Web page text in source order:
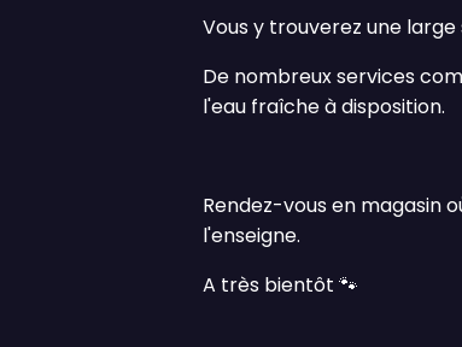
Vous y trouverez une
De nombreux services
l'eau fraîche à disposition.
Rendez-vous en magasin
l'enseigne.
A très bientôt 🐾